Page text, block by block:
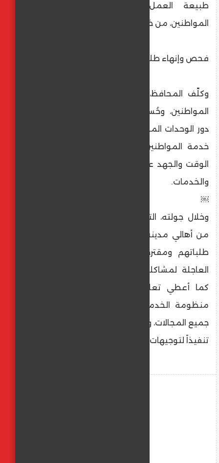
طبيعة العمل وكيفية استقبال طلبات
المواطنين، من خلال خدمات الشباك الواحد.
فحص وإنهاء طلبات المواطنين
وكلّف المحافظ، بسرعة فحص وإنهاء طلبات
المواطنين، وحُسن معاملتهم، مؤكداً أهمية
دور الوحدات المحلية، والمراكز التكنولوجية في
خدمة المواطنين، وتسهيل إجراءاتهم، وتوفير
الوقت والجهد عليهم، وسرعة إنجاز المعاملات
والخدمات.
￼
وخلال جولته، التقى محافظ كفر الشيخ، عدداً
من أهالي مدينة مصيف بلطيم، واستمع إلى
طلباتهم ومقترحاتهم، مطالباً بإيجاد الحلول
العاجلة لمشاكلهم والتواصل معهم ميدانياً،
كما أعطي تعليماته بضرورة استمرار تطوير
منظومة الخدمات المقدمة للمواطنين في
جميع المجالات، وتطلعات واحتياجات المواطنين،
تنفيذاً لتوجيهات القيادة السياسية.